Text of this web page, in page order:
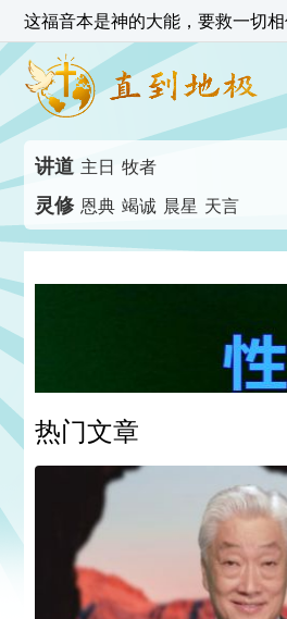
这福音本是神的大能，要救一切相
讲道 主日 牧者
灵修 恩典 竭诚 晨星 天言
热门文章